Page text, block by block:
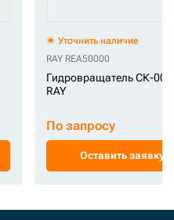
Уточнить наличие
RAY REA50000
Гидровращатель СК-
RAY
По запросу
Оставить заявку